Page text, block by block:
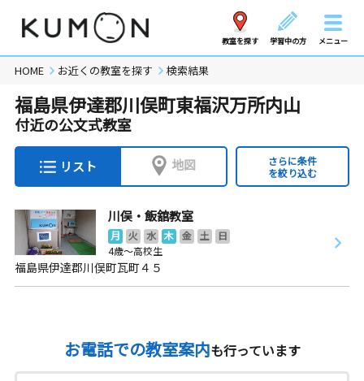
教室を探す 学習中の方 メニュー
HOME お近くの教室を探す 検索結果
福島県伊達郡川俣町東福沢万所内山
付近の公文式教室
リスト 地図
さらに条件
を絞り込む
川俣・飯舘教室
月 火 水 木 金 土
日
4歳～高校生
福島県伊達郡川俣町瓦町４５
お電話での教室案内も行っています